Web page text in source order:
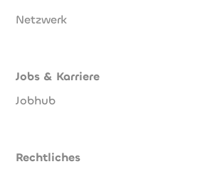
Netzwerk
Jobs & Karriere
Jobhub
Rechtliches